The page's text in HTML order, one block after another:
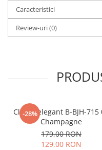
Caracteristici
Review-uri(0)
-28%
Clutch elegant B-BJH-715
Champagne
179,00 RON
129,00 RON